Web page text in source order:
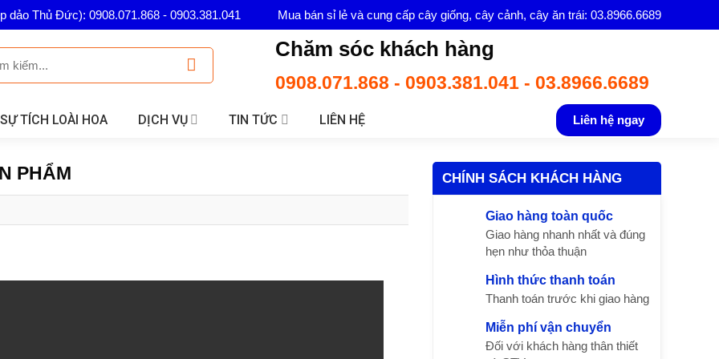
dảo Thủ Đức): 0908.071.868 - 0903.381.041 Mua bán sỉ lẻ và cung cấp cây giống, cây cảnh, cây ăn trái: 03.8966.6689
Chăm sóc khách hàng
0908.071.868 - 0903.381.041 - 03.8966.6689
SỰ TÍCH LOÀI HOA DỊCH VỤ TIN TỨC LIÊN HỆ Liên hệ ngay
PHẨM CHÍNH SÁCH KHÁCH HÀNG
Giao hàng toàn quốc
Giao hàng nhanh nhất và đúng
hẹn như thỏa thuận
Hình thức thanh toán
Thanh toán trước khi giao hàng
Miễn phí vận chuyển
Đối với khách hàng thân thiết